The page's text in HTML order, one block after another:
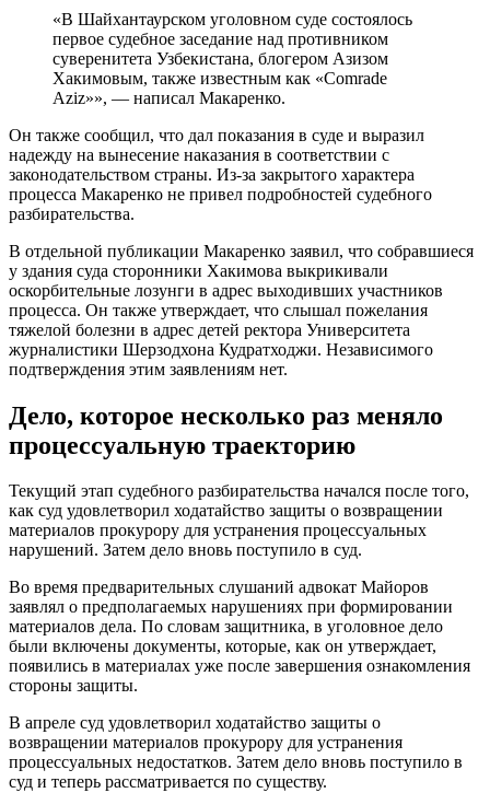
«В Шайхантаурском уголовном суде состоялось
первое судебное заседание над противником
суверенитета Узбекистана, блогером Азизом
Хакимовым, также известным как «Comrade
Aziz»», — написал Макаренко.
Он также сообщил, что дал показания в суде и выразил
надежду на вынесение наказания в соответствии с
законодательством страны. Из-за закрытого характера
процесса Макаренко не привел подробностей судебного
разбирательства.
В отдельной публикации Макаренко заявил, что собравшиеся
у здания суда сторонники Хакимова выкрикивали
оскорбительные лозунги в адрес выходивших участников
процесса. Он также утверждает, что слышал пожелания
тяжелой болезни в адрес детей ректора Университета
журналистики Шерзодхона Кудратходжи. Независимого
подтверждения этим заявлениям нет.
Дело, которое несколько раз меняло
процессуальную траекторию
Текущий этап судебного разбирательства начался после того,
как суд удовлетворил ходатайство защиты о возвращении
материалов прокурору для устранения процессуальных
нарушений. Затем дело вновь поступило в суд.
Во время предварительных слушаний адвокат Майоров
заявлял о предполагаемых нарушениях при формировании
материалов дела. По словам защитника, в уголовное дело
были включены документы, которые, как он утверждает,
появились в материалах уже после завершения ознакомления
стороны защиты.
В апреле суд удовлетворил ходатайство защиты о
возвращении материалов прокурору для устранения
процессуальных недостатков. Затем дело вновь поступило в
суд и теперь рассматривается по существу.